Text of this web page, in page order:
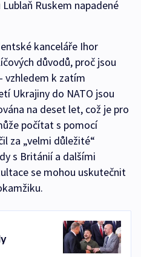
Ruskem napadené
kanceláře Ihor
důvodů, proč jsou
vzhledem k zatím
Ukrajiny do NATO jsou
na deset let, což je pro
počítat s pomocí
za „velmi důležité“
s Británií a dalšími
se mohou uskutečnit